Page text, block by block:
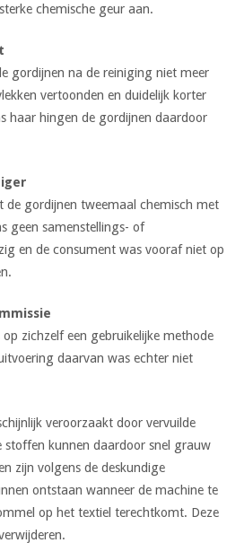
chemische geur aan.
gordijnen na de reiniging niet meer
vertoonden en duidelijk korter
haar hingen de gordijnen daardoor
de gordijnen tweemaal chemisch met
geen samenstellings- of
en de consument was vooraf niet op
zichzelf een gebruikelijke methode
daarvan was echter niet
veroorzaakt door vervuilde
stoffen kunnen daardoor snel grauw
zijn volgens de deskundige
ontstaan wanneer de machine te
op het textiel terechtkomt. Deze